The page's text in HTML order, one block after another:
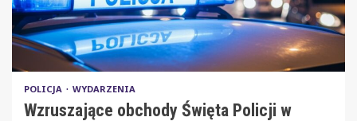
POLICJA WYDARZENIA
Wzruszające obchody Święta Policji w